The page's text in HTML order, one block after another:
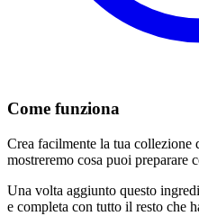
Come funziona
Crea facilmente la tua collezione
mostreremo cosa puoi preparare
Una volta aggiunto questo
e completa con tutto il resto che